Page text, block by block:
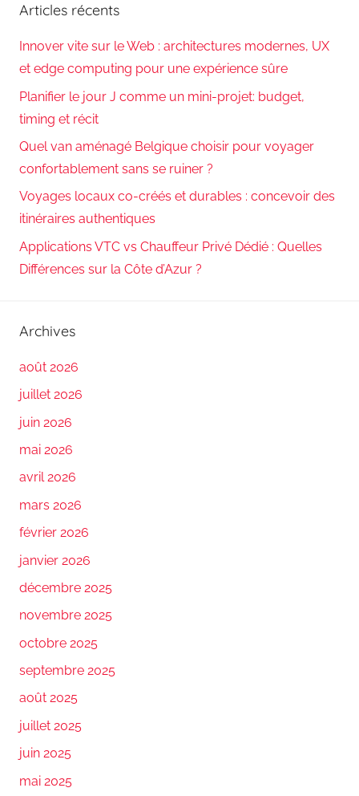
Articles récents
Innover vite sur le Web : architectures modernes, UX
et edge computing pour une expérience sûre
Planifier le jour J comme un mini-projet: budget,
timing et récit
Quel van aménagé Belgique choisir pour voyager
confortablement sans se ruiner ?
Voyages locaux co-créés et durables : concevoir des
itinéraires authentiques
Applications VTC vs Chauffeur Privé Dédié : Quelles
Différences sur la Côte d’Azur ?
Archives
août 2026
juillet 2026
juin 2026
mai 2026
avril 2026
mars 2026
février 2026
janvier 2026
décembre 2025
novembre 2025
octobre 2025
septembre 2025
août 2025
juillet 2025
juin 2025
mai 2025